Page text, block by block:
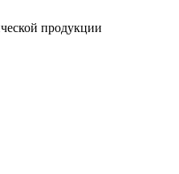
продукции